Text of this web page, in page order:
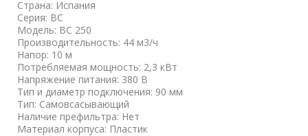
Страна: Испания
Серия: BC
Модель: BC 250
Производительность: 44 м3/ч
Напор: 10 м
Потребляемая мощность: 2,3 кВт
Напряжение питания: 380 В
Тип и диаметр подключения: 90 мм
Тип: Самовсасывающий
Наличие префильтра: Нет
Материал корпуса: Пластик